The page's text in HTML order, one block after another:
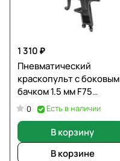
1 310 ₽
Пневматический
краскопульт с боковым
бачком 1.5 мм F75
RongPeng RP8031
0 Есть в наличии
В корзину
В корзине